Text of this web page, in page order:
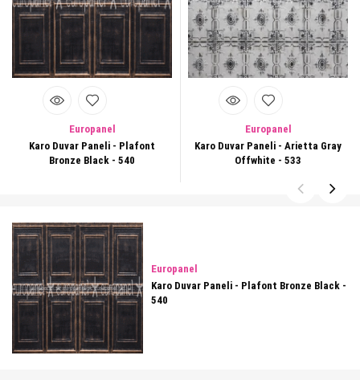
Europanel
Karo Duvar Paneli - Plafont
Bronze Black - 540
Europanel
Karo Duvar Paneli - Arietta Gray
Offwhite - 533
Europanel
Karo Duvar Paneli - Plafont Bronze Black -
540